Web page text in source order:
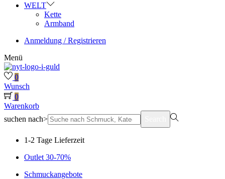
WELT
Kette
Armband
Anmeldung / Registrieren
Menü
0
Wunsch
0
Warenkorb
suchen nach>
1-2 Tage Lieferzeit
Outlet 30-70%
Schmuckangebote